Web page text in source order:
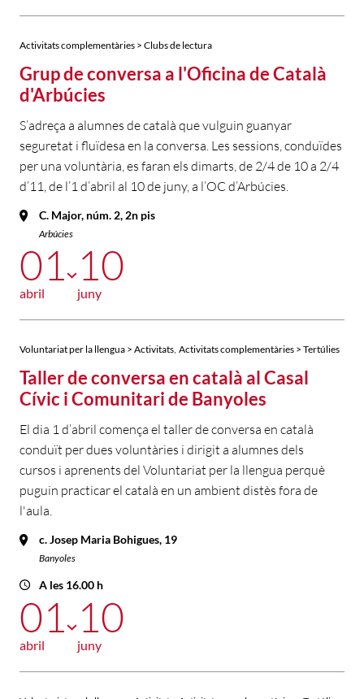
Activitats complementàries > Clubs de lectura
Grup de conversa a l'Oficina de Català
d'Arbúcies
S’adreça a alumnes de català que vulguin guanyar
seguretat i fluïdesa en la conversa. Les sessions, conduïdes
per una voluntària, es faran els dimarts, de 2/4 de 10 a 2/4
d’11, de l’1 d’abril al 10 de juny, a l’OC d’Arbúcies.
C. Major, núm. 2, 2n pis
Arbúcies
01
abril
10
juny
Voluntariat per la llengua > Activitats Activitats complementàries > Tertúlies
Taller de conversa en català al Casal
Cívic i Comunitari de Banyoles
El dia 1 d’abril comença el taller de conversa en català
conduït per dues voluntàries i dirigit a alumnes dels
cursos i aprenents del Voluntariat per la llengua perquè
puguin practicar el català en un ambient distès fora de
l'aula.
c. Josep Maria Bohigues, 19
Banyoles
A les 16.00 h
01
abril
10
juny